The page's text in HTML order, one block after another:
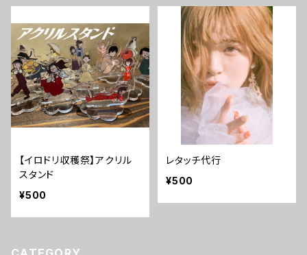
【イロドリ収穫祭】アクリル
スタンド
¥500
レタッチ代行
¥500